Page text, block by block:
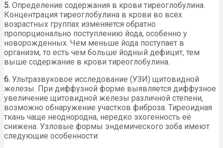
5. Определение содержания в крови тиреоглобулина.
Концентрация тиреоглобулина в крови во всех
возрастных группах изменяется обратно
пропорционально поступлению йода, особенно у
новорожденных. Чем меньше йода поступает в
организм, то есть чем больше йодный дефицит, тем
выше содержание в крови тиреоглобулина.
6. Ультразвуковое исследование (УЗИ) щитовидной
железы. При диффузной форме выявляется диффузное
увеличение щитовидной железы различной степени,
возможно обнаружение участков фиброза. Тиреоидная
ткань чаще неоднородна, нередко эхогенность её
снижена. Узловые формы эндемического зоба имеют
следующие особенности: